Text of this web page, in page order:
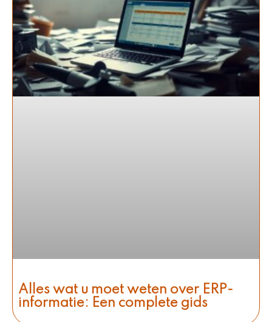
Alles wat u moet weten over ERP-
informatie: Een complete gids